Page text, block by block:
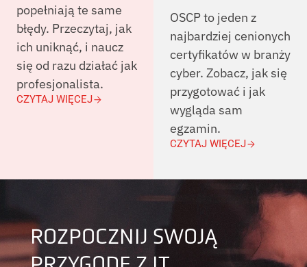
popełniają te same
błędy. Przeczytaj, jak
ich uniknąć, i naucz
się od razu działać jak
profesjonalista.
CZYTAJ WIĘCEJ
OSCP to jeden z
najbardziej cenionych
certyfikatów w branży
cyber. Zobacz, jak się
przygotować i jak
wygląda sam
egzamin.
CZYTAJ WIĘCEJ
ROZPOCZNIJ SWOJĄ